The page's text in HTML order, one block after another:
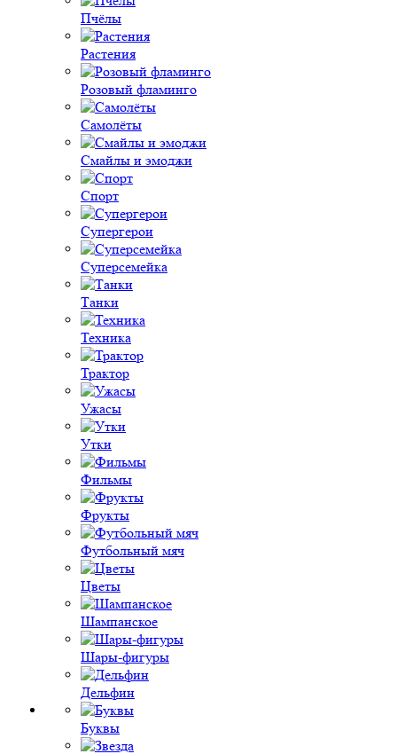
Пчёлы
Растения
Розовый фламинго
Самолёты
Смайлы и эмоджи
Спорт
Супергерои
Суперсемейка
Танки
Техника
Трактор
Ужасы
Утки
Фильмы
Фрукты
Футбольный мяч
Цветы
Шампанское
Шары-фигуры
Дельфин
Буквы